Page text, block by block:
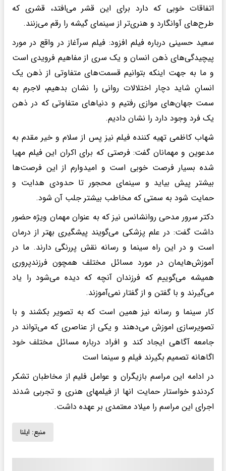
اتفاقات خوبی که دارد برای این قشر می‌افتد، قشری که
طرح‌های آوانگارد و هنری‌تر از سینمای گیشه را رقم می‌زنند.
سعید حسینی درباره فیلم افزود: فیلم سرآغاز در واقع در مورد
پیچیدگی‌های ذهن انسان و یک سری از مفاهیم فرویدی است
و ما به جهت اینکه بتوانیم قسمت‌های متفاوتی از ذهن یک
انسانِ شاید دچار اختلالات روانی را نشان بدهیم، لاجرم به
سمت جهان‌های موازی رفتیم و دنیاهای متفاوتی که در ذهن
یک فرد وجود دارد را نشان دادیم.
شهاب کاظمی تهیه کننده فیلم نیز پس از سلام و خیر مقدم به
مدعوین و مهمانان گفت: فرصتی که برای اکران این فیلم مهیا
شده بسیار فرصت خوبی است و امیدوارم از این فرصت‌ها
بیشتر پیش بیاید و سینمای محجور تا حدودی هدایت و
حمایت شود به سمتی که مخاطب بیشتر جلب آن شود.
دکتر سرور مدحی روانشانس نیز که به عنوان مهمان ویژه حضور
داشت گفت: در علم پزشکی می‌گویند پیشگیری بهتر از درمان
است و در این راه سینما و رسانه نقش پررنگی دارند. ما در
آموزش‌هایمان در مورد مسائل مختلف همچون فرزندپروری
همیشه می‌گوییم که فرزندان آنچه که دیده می‌شود را یاد
می‌گیرند و با گفتن و از گفتار نمی‌آموزند.
کار سینما و رسانه نیز همین است که به تصویر بکشند و با
تصویرسازی اموزش می‌دهند و یکی از عناصری که می‌تواند در
جامعه آگاهی ایجاد کند و افراد درباره مسائل مختلف خود
اگاهانه تصمیم بگیرند فیلم و سینما است
در ادامه این مراسم بازیگران و عوامل فلیم از مخاطبان تشکر
کردندو خواستار حمایت انها از فیلمهای هنری و تجربی شدند
اجرای این مراسم را میلاد معتمدی بر عهده داشت.
منبع: ایلنا